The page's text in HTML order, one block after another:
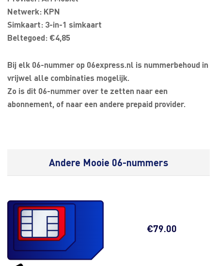
Netwerk: KPN
Simkaart: 3-in-1 simkaart
Beltegoed: €4,85
Bij elk 06-nummer op 06express.nl is nummerbehoud in
vrijwel alle combinaties mogelijk.
Zo is dit 06-nummer over te zetten naar een
abonnement, of naar een andere prepaid provider.
Andere Mooie 06-nummers
€79.00